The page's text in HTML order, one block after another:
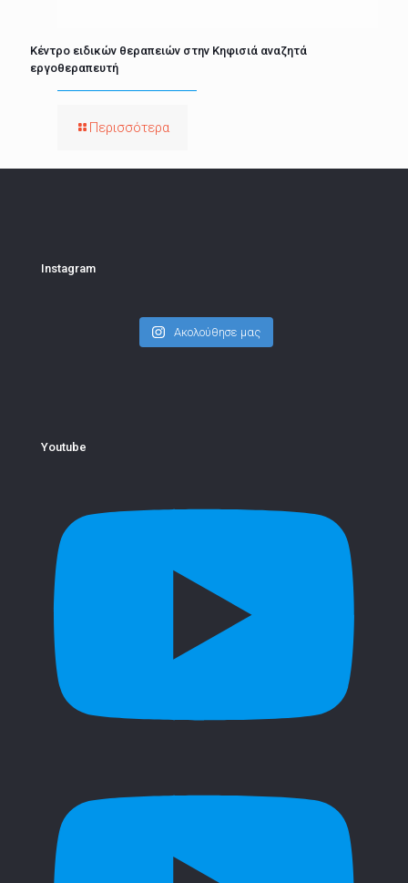
Κέντρο ειδικών θεραπειών στην Κηφισιά αναζητά
εργοθεραπευτή
Περισσότερα
Instagram
Ακολούθησε μας
Youtube